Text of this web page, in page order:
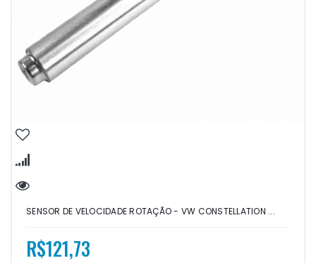
SENSOR DE VELOCIDADE ROTAÇÃO - VW CONSTELLATION ...
R$121,73